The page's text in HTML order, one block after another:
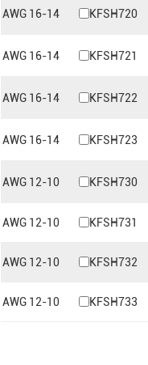
AWG 16-14 KFSH720
AWG 16-14 KFSH721
AWG 16-14 KFSH722
AWG 16-14 KFSH723
AWG 12-10 KFSH730
AWG 12-10 KFSH731
AWG 12-10 KFSH732
AWG 12-10 KFSH733